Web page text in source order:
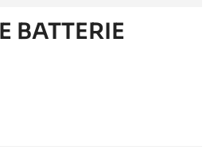
BATTERIE